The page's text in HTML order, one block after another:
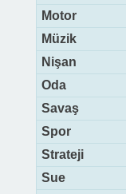
Motor
Müzik
Nişan
Oda
Savaş
Spor
Strateji
Sue